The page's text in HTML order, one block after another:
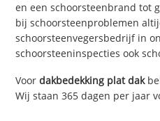
en een schoorsteenbrand tot
bij schoorsteenproblemen
schoorsteenvegersbedrijf in
schoorsteeninspecties ook
Voordakbedekking plat dak
Wij staan 365 dagen per jaar